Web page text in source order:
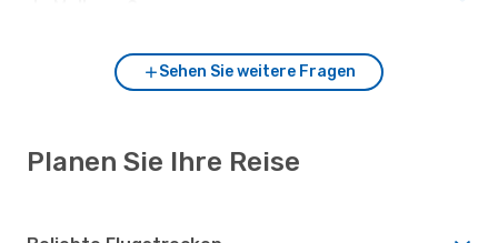
Sehen Sie weitere Fragen
Planen Sie Ihre Reise